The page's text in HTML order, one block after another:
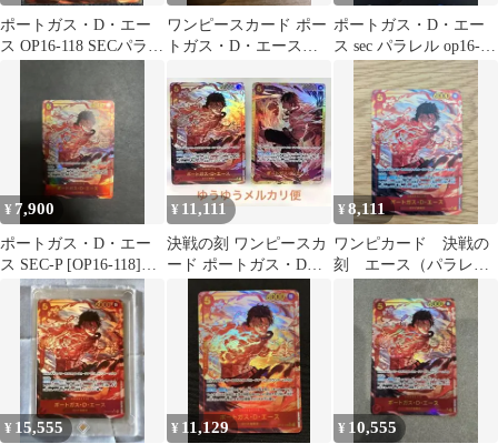
ポートガス・D・エー
ス OP16-118 SECパラレ
ワンピースカード ポー
トガス・D・エース
ポートガス・D・エー
ス sec パラレル op16-
118
¥ 7,900
ポートガス・D・エー
ス SEC-P [OP16-118]
「決戦の刻」)
¥ 11,111
決戦の刻 ワンピースカ
ード ポートガス・D・
エース SECパラレル
¥8,111
ワンピカード 決戦の
刻 エース（パラレ
¥ 15,555 ¥ 11,129 ¥ 10,555